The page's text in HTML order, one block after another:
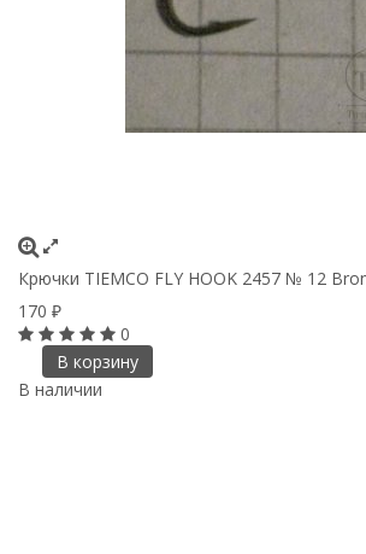
Крючки ТIEMCO FLY HOOK 2457 № 12
170 ₽
0
В корзину
В наличии